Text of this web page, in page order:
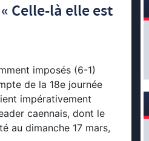
Celle-là elle est
imposés (6-1)
de la 18e journée
impérativement
caennais, dont le
au dimanche 17 mars,